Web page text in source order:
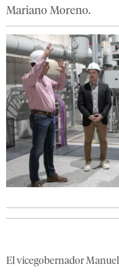
Mariano Moreno.
El vicegobernador